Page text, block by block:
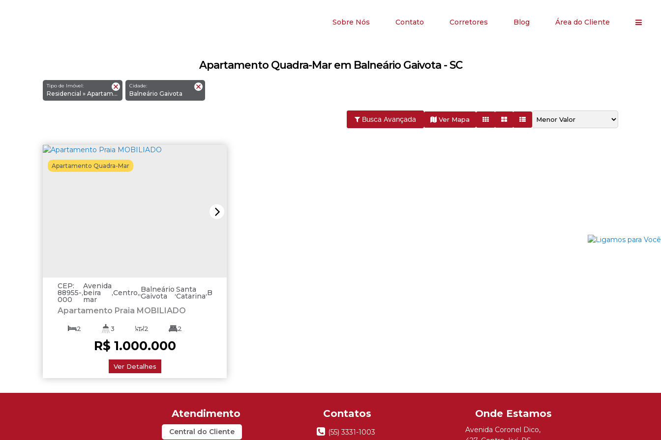
Sobre Nós Contato Corretores Blog Área do Cliente
Apartamento Quadra-Mar em Balneário Gaivota - SC
Tipo de Imóvel:
Residencial » Apartamento Quadra-Mar
Cidade:
Balneário Gaivota
Busca Avançada Ver Mapa
Apartamento Quadra-Mar
Apartamento Praia MOBILIADO
R$ 1.000.000
CEP:
88955-
000
,
Avenida
beira
mar
,Centro ,Balneário
Gaivota ,Santa
Catarina,Brasil
2 3 2 2
110.00 m²
Ver Detalhes
Central do Cliente (55) 3331-1003 Avenida Coronel Dico,